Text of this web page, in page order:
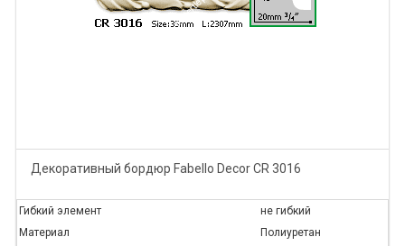
Декоративный бордюр Fabello Decor CR 3016
Гибкий элемент
не гибкий
Материал
Полиуретан